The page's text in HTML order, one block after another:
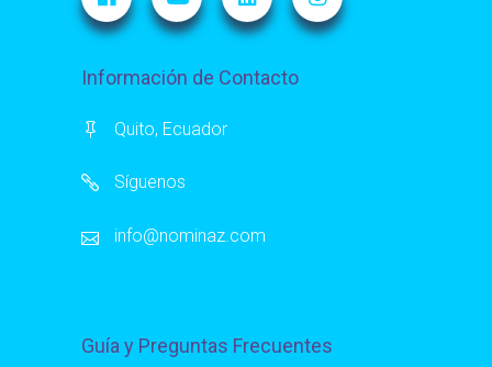
Información de Contacto
Quito, Ecuador
Síguenos
info@nominaz.com
Guía y Preguntas Frecuentes